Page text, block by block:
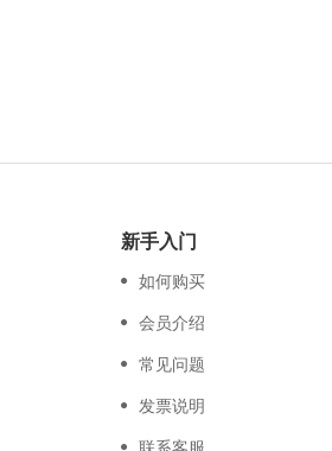
新手入门
如何购买
会员介绍
常见问题
发票说明